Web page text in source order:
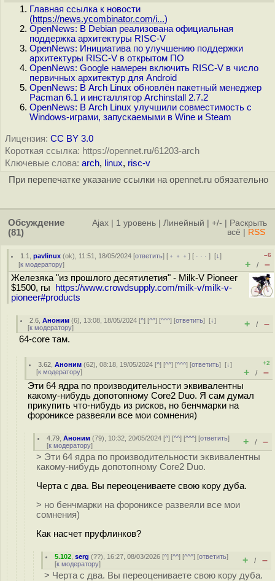
Главная ссылка к новости
(https://news.ycombinator.com/i...)
OpenNews: В Debian реализована официальная
поддержка архитектуры RISC-V
OpenNews: Инициатива по улучшению поддержки
архитектуры RISC-V в открытом ПО
OpenNews: Google намерен включить RISC-V в число
первичных архитектур для Android
OpenNews: В Arch Linux обновлён пакетный менеджер
Pacman 6.1 и инсталлятор Archinstall 2.7.2
OpenNews: В Arch Linux улучшили совместимость c
Windows-играми, запускаемыми в Wine и Steam
Лицензия: CC BY 3.0
Короткая ссылка: https://opennet.ru/61203-arch
Ключевые слова: arch, linux, risc-v
При перепечатке указание ссылки на opennet.ru обязательно
Обсуждение
(81)
Ajax 1 уровень Линейный +/-
Раскрыть
всё
RSS
1.1 ,pavlinux (ok), 11:51, 18/05/2024 [ответить] [ ﹢﹢﹢] [ · · ·][↓]
[к модератору]
–6
+ / –
Железяка "из прошлого десятилетия" - Milk-V Pioneer
$1500, гы
https://www.crowdsupply.com/milk-v/milk-v-
pioneer#products
2.6 ,Аноним (6), 13:08, 18/05/2024 [^] [^^] [^^^] [ответить][↓]
[к модератору] + / –
64-core там.
3.62 ,Аноним (62), 08:18, 19/05/2024 [^] [^^] [^^^] [ответить][↓]
[к модератору]
+2
+ / –
Эти 64 ядра по производительности эквивалентны
какому-нибудь допотопному Core2 Duo. Я сам думал
прикупить что-нибудь из рисков, но бенчмарки на
форониксе развеяли все мои сомнения)
4.79 ,Аноним (79), 10:32, 20/05/2024 [^] [^^] [^^^] [ответить]
[к модератору] + / –
> Эти 64 ядра по производительности эквивалентны
какому-нибудь допотопному Core2 Duo.
Черта с два. Вы переоцениваете свою кору дуба.
> но бенчмарки на форониксе развеяли все мои
сомнения)
Как насчет пруфлинков?
5.102 ,serg (??), 16:27, 08/03/2026 [^] [^^] [^^^] [ответить]
[к модератору] + / –
> Черта с два. Вы переоцениваете свою кору дуба.